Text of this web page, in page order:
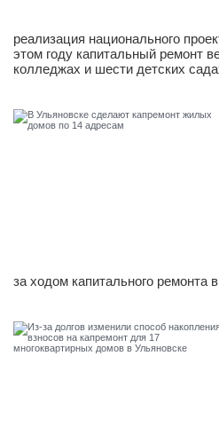
реализация национального
этом году капитальный ремонт
колледжах и шести детских
за ходом капитального ремонта